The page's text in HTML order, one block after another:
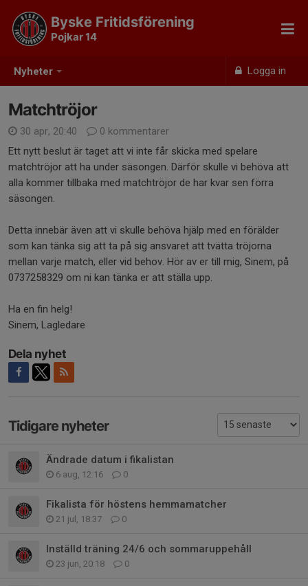
Nyheter Logga in
Byske Fritidsförening
Pojkar 14
Matchtröjor
30 apr, 20:40
0 kommentarer
Ett nytt beslut är taget att vi inte får skicka med spelare
matchtröjor att ha under säsongen. Därför skulle vi behöva att
alla kommer tillbaka med matchtröjor de har kvar sen förra
säsongen.
Detta innebär även att vi skulle behöva hjälp med en förälder
som kan tänka sig att ta på sig ansvaret att tvätta tröjorna
mellan varje match, eller vid behov. Hör av er till mig, Sinem, på
0737258329 om ni kan tänka er att ställa upp.
Ha en fin helg!
Sinem, Lagledare
Dela nyhet
Tidigare nyheter
Ändrade datum i fikalistan
6 aug, 12:16 0
Fikalista för höstens hemmamatcher
21 jul, 18:37 0
Inställd träning 24/6 och sommaruppehåll
23 jun, 20:18 0